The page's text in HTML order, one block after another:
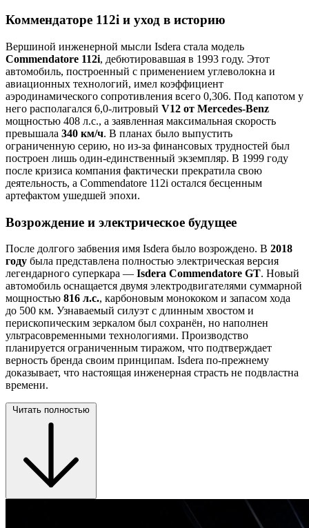
Коммендаторе 112i и уход в историю
Вершиной инженерной мысли Isdera стала модель
Commendatore 112i, дебютировавшая в 1993 году. Этот
автомобиль, построенный с применением углеволокна и
авиационных технологий, имел коэффициент
аэродинамического сопротивления всего 0,306. Под капотом у
него располагался 6,0-литровый V12 от Mercedes-Benz
мощностью 408 л.с., а заявленная максимальная скорость
превышала 340 км/ч. В планах было выпустить
ограниченную серию, но из-за финансовых трудностей был
построен лишь один-единственный экземпляр. В 1999 году
после кризиса компания фактически прекратила свою
деятельность, а Commendatore 112i остался бесценным
артефактом ушедшей эпохи.
Возрождение и электрическое будущее
После долгого забвения имя Isdera было возрождено. В 2018
году была представлена полностью электрическая версия
легендарного суперкара — Isdera Commendatore GT. Новый
автомобиль оснащается двумя электродвигателями суммарной
мощностью 816 л.с., карбоновым монококом и запасом хода
до 500 км. Узнаваемый силуэт с длинным хвостом и
перископическим зеркалом был сохранён, но наполнен
ультрасовременными технологиями. Производство
планируется ограниченным тиражом, что подтверждает
верность бренда своим принципам. Isdera по-прежнему
доказывает, что настоящая инженерная страсть не подвластна
времени.
Читать полностью